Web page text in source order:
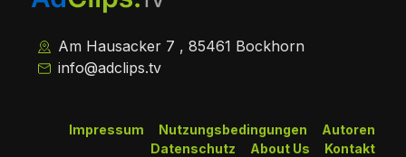
Am Hausacker 7 , 85461 Bockhorn
info@adclips.tv
Autoren
Nutzungsbedingungen
Impressum
Kontakt
About Us
Datenschutz